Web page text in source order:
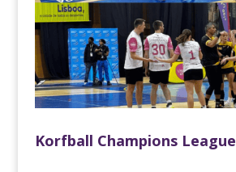
Korfball Champions League